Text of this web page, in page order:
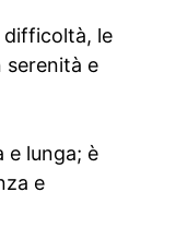
difficoltà, le
e
e lunga; è
e